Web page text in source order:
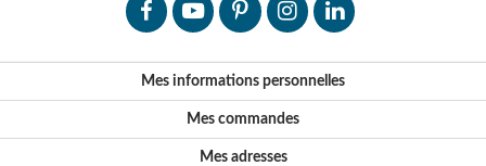
Mes informations personnelles
Mes commandes
Mes adresses